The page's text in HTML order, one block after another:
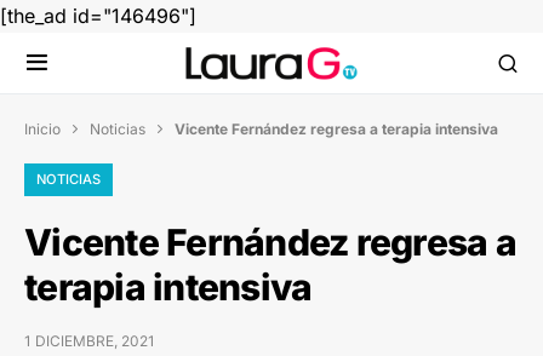
[the_ad id="146496"]
Inicio  Noticias  Vicente Fernández regresa a terapia intensiva
NOTICIAS
Vicente Fernández regresa a
terapia intensiva
1 DICIEMBRE, 2021